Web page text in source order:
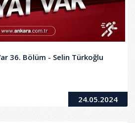
36. Bölüm - Selin Türkoğlu
24.05.2024